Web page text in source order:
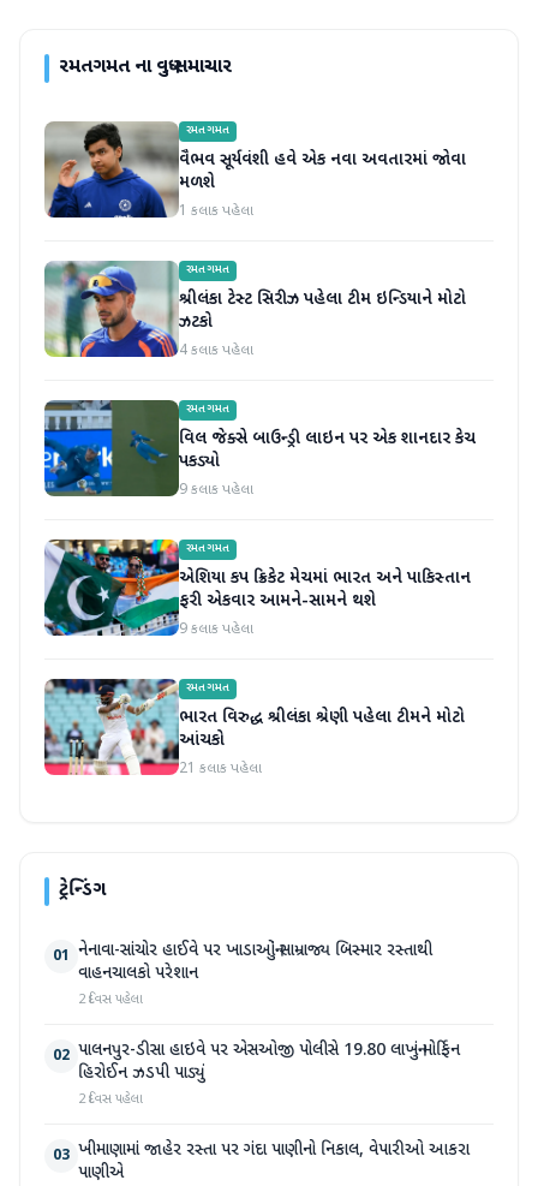
રમતગમતના વધુ સમાચાર
રમતગમત
વૈભવ સૂર્યવંશી હવે એક નવા અવતારમાં જોવા
મળશે
1 કલાક પહેલા
રમતગમત
શ્રીલંકા ટેસ્ટ સિરીઝ પહેલા ટીમ ઇન્ડિયાને મોટો
ઝટકો
4 કલાક પહેલા
રમતગમત
વિલ જેક્સે બાઉન્ડ્રી લાઇન પર એક શાનદાર કેચ
પકડ્યો
9 કલાક પહેલા
રમતગમત
એશિયા કપ ક્રિકેટ મેચમાં ભારત અને પાકિસ્તાન
ફરી એકવાર આમને-સામને થશે
9 કલાક પહેલા
રમતગમત
ભારત વિરુદ્ધ શ્રીલંકા શ્રેણી પહેલા ટીમને મોટો
આંચકો
21 કલાક પહેલા
ટ્રેન્ડિંગ
01 નેનાવા-સાંચોર હાઈવે પર ખાડાઓનું સામ્રાજ્ય બિસ્માર રસ્તાથી
વાહનચાલકો પરેશાન
2 દિવસ પહેલા
02 પાલનપુર-ડીસા હાઇવે પર એસઓજી પોલીસે 19.80 લાખનું મોર્ફિન
હિરોઈન ઝડપી પાડ્યું
2 દિવસ પહેલા
03 ખીમાણામાં જાહેર રસ્તા પર ગંદા પાણીનો નિકાલ, વેપારીઓ આકરા
પાણીએ